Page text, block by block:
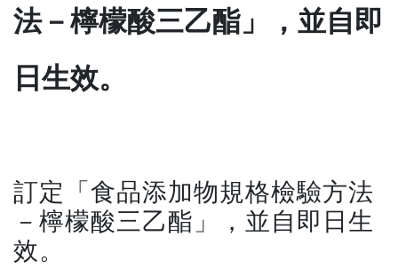
法－檸檬酸三乙酯」，並自即
日生效。
訂定「食品添加物規格檢驗方法
－檸檬酸三乙酯」，並自即日生
效。